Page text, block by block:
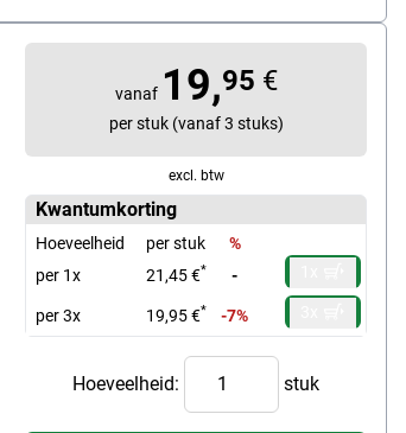
vanaf 19,95 €
per stuk (vanaf 3 stuks)
excl. btw
Kwantumkorting
Hoeveelheid per stuk
%
per 1x
21,45 €* -
per 3x 19,95 €* -7%
Hoeveelheid: stuk